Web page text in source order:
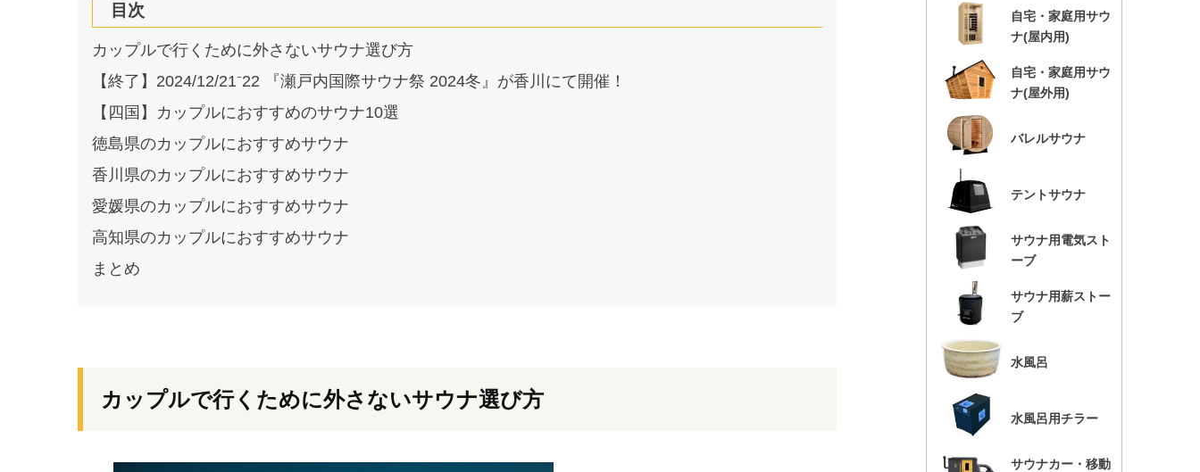
目次
カップルで行くために外さないサウナ選び方
【終了】2024/12/21⁻22 『瀬戸内国際サウナ祭 2024冬』が香川にて開催！
【四国】カップルにおすすめのサウナ10選
徳島県のカップルにおすすめサウナ
香川県のカップルにおすすめサウナ
愛媛県のカップルにおすすめサウナ
高知県のカップルにおすすめサウナ
まとめ
カップルで行くために外さないサウナ選び方
自宅・家庭用サウ
ナ(屋内用)
自宅・家庭用サウ
ナ(屋外用)
バレルサウナ
テントサウナ
サウナ用電気スト
ーブ
サウナ用薪ストー
ブ
水風呂
水風呂用チラー
サウナカー・移動